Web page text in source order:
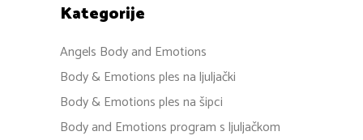
Kategorije
Angels Body and Emotions
Body & Emotions ples na ljuljački
Body & Emotions ples na šipci
Body and Emotions program s ljuljačkom